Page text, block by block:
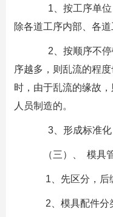
1、按工序单位
除各道工序内部、各
2、按顺序不停
序越多，则乱流的程
时，由于乱流的缘故
人员制造的。
3、形成标准化
（三）、 模具
1、先区分，后
2、模具配件分